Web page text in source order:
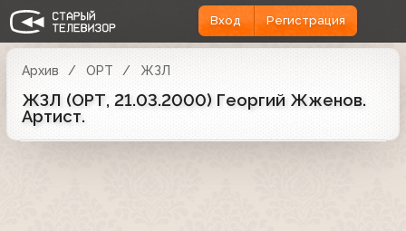
Вход Регистрация
Архив ОРТ ЖЗЛ
ЖЗЛ (ОРТ, 21.03.2000) Георгий Жженов.
Артист.